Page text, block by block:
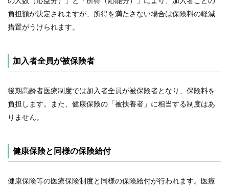
よ
く
質
問
組
合
案
内
負担額が決定されますが、所得を満たさない場合は保険料の軽減
措置がうけられます。
加入者全員が被保険者
後期高齢者医療制度では加入者全員が被保険者となり、保険料を
負担します。また、健康保険の「被扶養者」に相当する制度はあ
りません。
健康保険と同様の保険給付
健康保険等の医療保険制度と同様の保険給付が行われます。医療